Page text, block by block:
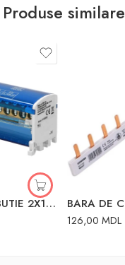
Produse similare
BLOC DE DISTRIBUTIE 2X15 125A L+PEN
126,00 MDL